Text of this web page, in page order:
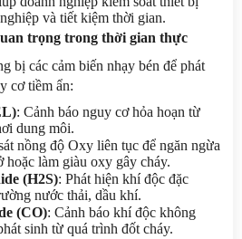
và tiết kiệm thời gian.
trọng trong thời gian thực
bị các cảm biến nhạy bén để phát
cơ tiềm ẩn:
: Cảnh báo nguy cơ hỏa hoạn từ
dung môi.
nồng độ Oxy liên tục để ngăn ngừa
hoặc làm giàu oxy gây cháy.
(H2S): Phát hiện khí độc đặc
nước thải, dầu khí.
(CO): Cảnh báo khí độc không
sinh từ quá trình đốt cháy.